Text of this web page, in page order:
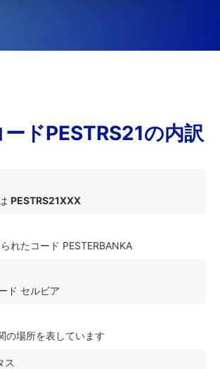
ドPESTRS21の内訳
PESTRS21XXX
れたコード PESTERBANKA
ド セルビア
の場所を表しています
ス